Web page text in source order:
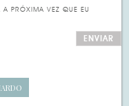
A PRÓXIMA VEZ QUE EU